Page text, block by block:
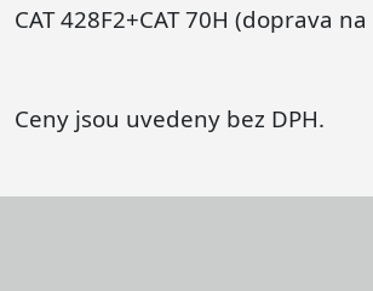
CAT 428F2+CAT 70H (doprava
Ceny jsou uvedeny bez DPH.